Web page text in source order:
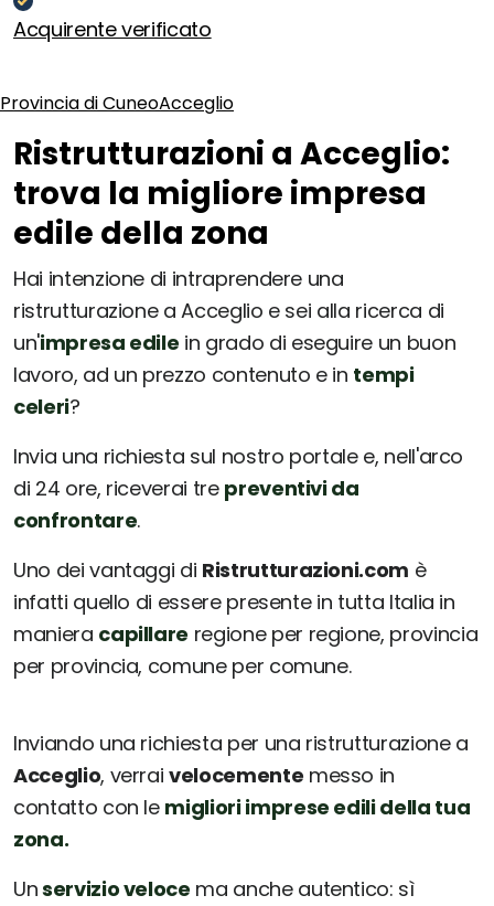
Acquirente verificato
Provincia di CuneoAcceglio
Ristrutturazioni a Acceglio:
trova la migliore impresa
edile della zona
Hai intenzione di intraprendere una
ristrutturazione a Acceglio e sei alla ricerca di
un'impresa edile in grado di eseguire un buon
lavoro, ad un prezzo contenuto e in tempi
celeri?
Invia una richiesta sul nostro portale e, nell'arco
di 24 ore, riceverai tre preventivi da
confrontare.
Uno dei vantaggi di Ristrutturazioni.com è
infatti quello di essere presente in tutta Italia in
maniera capillare regione per regione, provincia
per provincia, comune per comune.
Inviando una richiesta per una ristrutturazione a
Acceglio, verraivelocemente messo in
contatto con le migliori imprese edili della tua
zona.
Unservizio veloce ma anche autentico: sì